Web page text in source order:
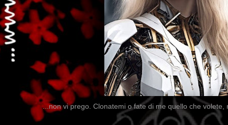
...non vi prego. Clonatemi o fate di me quello che volete,